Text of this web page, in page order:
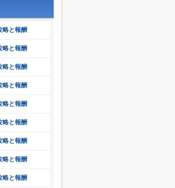
略と報酬
略と報酬
略と報酬
略と報酬
略と報酬
略と報酬
略と報酬
略と報酬
略と報酬